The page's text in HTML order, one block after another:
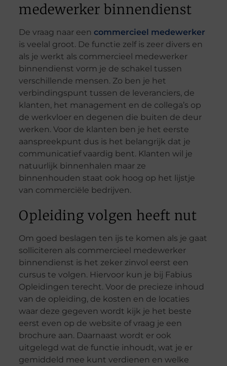
medewerker binnendienst
De vraag naar een commercieel medewerker
is veelal groot. De functie zelf is zeer divers en
als je werkt als commercieel medewerker
binnendienst vorm je de schakel tussen
verschillende mensen. Zo ben je het
verbindingspunt tussen de leveranciers, de
klanten, het management en de collega’s op
de werkvloer en degenen die buiten de deur
werken. Voor de klanten ben je het eerste
aanspreekpunt dus is het belangrijk dat je
communicatief vaardig bent. Klanten wil je
natuurlijk binnenhalen maar ze
binnenhouden staat ook hoog op het lijstje
van commerciële bedrijven.
Opleiding volgen heeft nut
Om goed beslagen ten ijs te komen als je gaat
solliciteren als commercieel medewerker
binnendienst is het zeker zinvol eerst een
cursus te volgen. Hiervoor kun je bij Fabius
Opleidingen terecht. Voor de precieze inhoud
van de opleiding, de kosten en de locaties
waar deze gegeven wordt kijk je het beste
eerst even op de website of vraag je een
brochure aan. Daarnaast wordt er ook
uitgelegd wat de functie inhoudt, wat je er
gemiddeld mee kunt verdienen en welke